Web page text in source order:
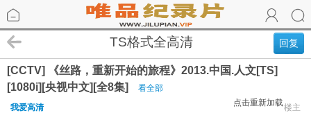
回复
TS格式全高清
[CCTV] 《丝路，重新开始的旅程》2013.中国.人文[TS]
[1080i][央视中文][全8集]
看全部
点击重新加载楼主
我爱高清